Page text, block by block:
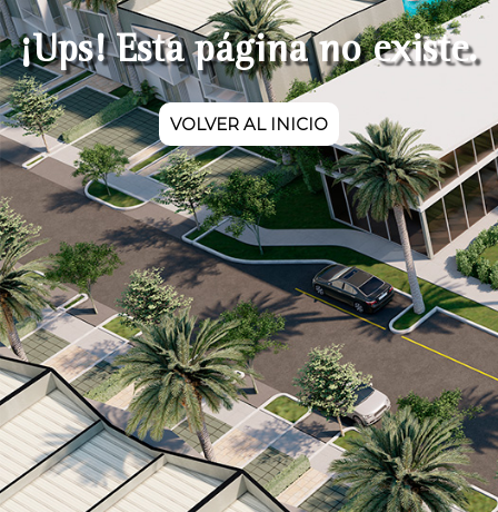
¡Ups! Esta página no existe.
VOLVER AL INICIO